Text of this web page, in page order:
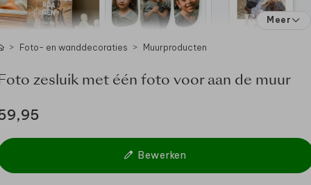
Meer
Foto- en wanddecoraties Muurproducten
zesluik met één foto voor aan de muur
Bewerken